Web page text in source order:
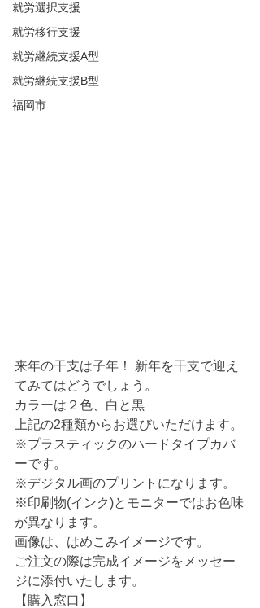
就労選択支援
就労移行支援
就労継続支援A型
就労継続支援B型
福岡市
来年の干支は子年！ 新年を干支で迎え
てみてはどうでしょう。
カラーは２色、白と黒
上記の2種類からお選びいただけます。
※プラスティックのハードタイプカバ
ーです。
※デジタル画のプリントになります。
※印刷物(インク)とモニターではお色味
が異なります。
画像は、はめこみイメージです。
ご注文の際は完成イメージをメッセー
ジに添付いたします。
【購入窓口】